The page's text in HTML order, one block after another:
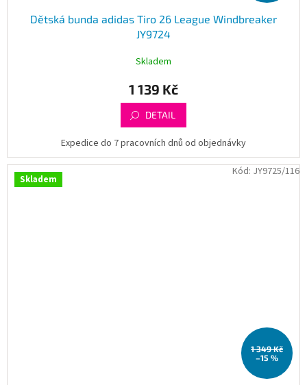
Dětská bunda adidas Tiro 26 League Windbreaker
JY9724
Skladem
1 139 Kč
DETAIL
Expedice do 7 pracovních dnů od objednávky
Skladem
1 349 Kč
–15 %
Kód: JY9725/116